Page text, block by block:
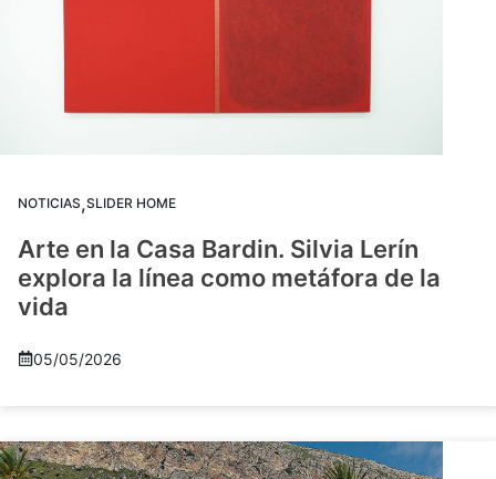
NOTICIAS,SLIDER HOME
Arte en la Casa Bardin. Silvia Lerín
explora la línea como metáfora de la
vida
05/05/2026